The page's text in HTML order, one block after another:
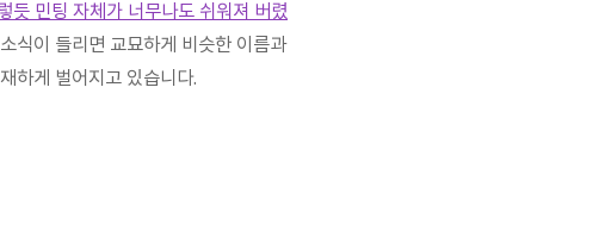
듯 민팅 자체가 너무나도 쉬워져 버렸
식이 들리면 교묘하게 비슷한 이름과
하게 벌어지고 있습니다.